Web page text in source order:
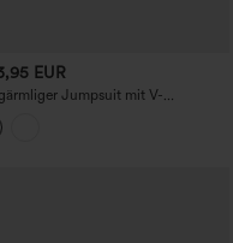
EUR
Jumpsuit mit V-
Puff-Ärmeln, Gürtel, weitem
Taschen